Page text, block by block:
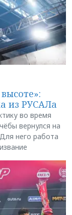
из РУСАЛа
во время
вернулся на
него работа